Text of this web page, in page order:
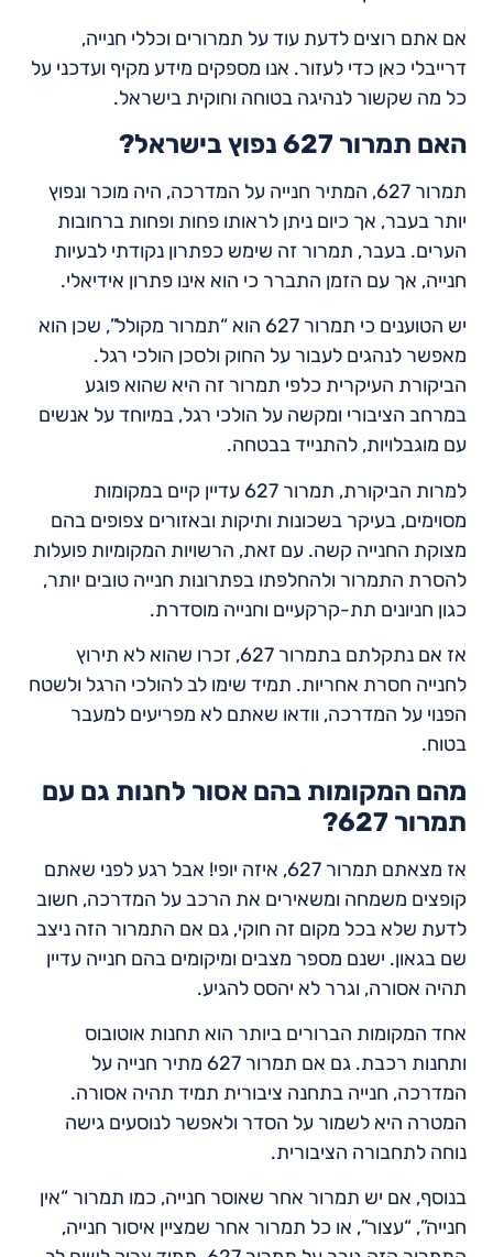
אם אתם רוצים לדעת עוד על תמרורים וכללי חנייה,
דרייבלי כאן כדי לעזור. אנו מספקים מידע מקיף ועדכני על
כל מה שקשור לנהיגה בטוחה וחוקית בישראל.
האם תמרור 627 נפוץ בישראל?
תמרור 627, המתיר חנייה על המדרכה, היה מוכר ונפוץ
יותר בעבר, אך כיום ניתן לראותו פחות ופחות ברחובות
הערים. בעבר, תמרור זה שימש כפתרון נקודתי לבעיות
חנייה, אך עם הזמן התברר כי הוא אינו פתרון אידיאלי.
יש הטוענים כי תמרור 627 הוא “תמרור מקולל”, שכן הוא
מאפשר לנהגים לעבור על החוק ולסכן הולכי רגל.
הביקורת העיקרית כלפי תמרור זה היא שהוא פוגע
במרחב הציבורי ומקשה על הולכי רגל, במיוחד על אנשים
עם מוגבלויות, להתנייד בבטחה.
למרות הביקורת, תמרור 627 עדיין קיים במקומות
מסוימים, בעיקר בשכונות ותיקות ובאזורים צפופים בהם
מצוקת החנייה קשה. עם זאת, הרשויות המקומיות פועלות
להסרת התמרור ולהחלפתו בפתרונות חנייה טובים יותר,
כגון חניונים תת-קרקעיים וחנייה מוסדרת.
אז אם נתקלתם בתמרור 627, זכרו שהוא לא תירוץ
לחנייה חסרת אחריות. תמיד שימו לב להולכי הרגל ולשטח
הפנוי על המדרכה, וודאו שאתם לא מפריעים למעבר
בטוח.
מהם המקומות בהם אסור לחנות גם עם
תמרור 627?
אז מצאתם תמרור 627, איזה יופי! אבל רגע לפני שאתם
קופצים משמחה ומשאירים את הרכב על המדרכה, חשוב
לדעת שלא בכל מקום זה חוקי, גם אם התמרור הזה ניצב
שם בגאון. ישנם מספר מצבים ומיקומים בהם חנייה עדיין
תהיה אסורה, וגרר לא יהסס להגיע.
אחד המקומות הברורים ביותר הוא תחנות אוטובוס
ותחנות רכבת. גם אם תמרור 627 מתיר חנייה על
המדרכה, חנייה בתחנה ציבורית תמיד תהיה אסורה.
המטרה היא לשמור על הסדר ולאפשר לנוסעים גישה
נוחה לתחבורה הציבורית.
בנוסף, אם יש תמרור אחר שאוסר חנייה, כמו תמרור “אין
חנייה”, “עצור”, או כל תמרור אחר שמציין איסור חנייה,